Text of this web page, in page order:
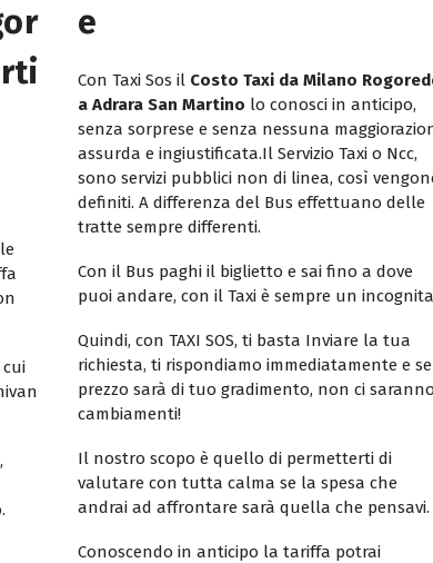
E
Con Taxi Sos il Costo Taxi da Milano
a Adrara San Martino lo conosci in anticipo,
senza sorprese e senza nessuna
assurda e ingiustificata.Il Servizio Taxi o Ncc,
sono servizi pubblici non di linea, così
definiti. A differenza del Bus effettuano delle
tratte sempre differenti.
Con il Bus paghi il biglietto e sai fino a dove
puoi andare, con il Taxi è sempre un
Quindi, con TAXI SOS, ti basta Inviare la tua
richiesta, ti rispondiamo immediatamente e
prezzo sarà di tuo gradimento, non ci saranno
cambiamenti!
Il nostro scopo è quello di permetterti di
valutare con tutta calma se la spesa che
andrai ad affrontare sarà quella che pensavi.
Conoscendo in anticipo la tariffa potrai